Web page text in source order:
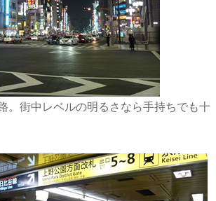
。街中レベルの明るさなら手持ちでも十